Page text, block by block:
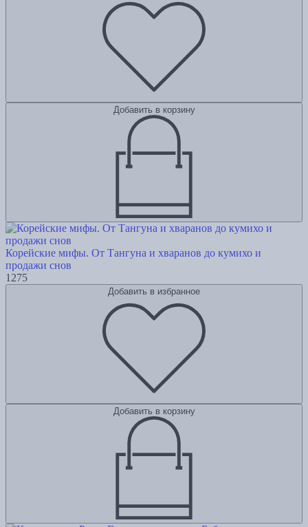
Добавить в корзину
Корейские мифы. От Тангуна и хваранов до кумихо и
продажи снов
1275
Добавить в избранное
Добавить в корзину